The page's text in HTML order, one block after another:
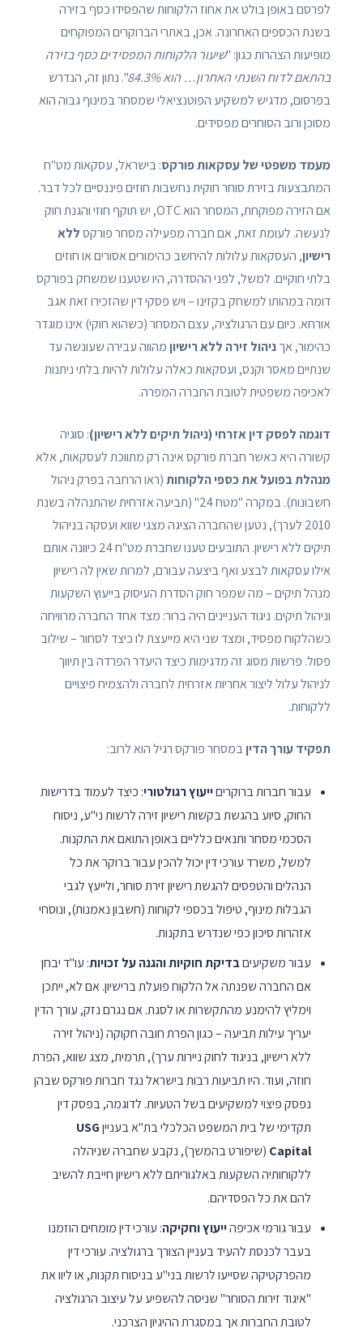
לפרסם באופן בולט את אחוז הלקוחות שהפסידו כסף בזירה
בשנת הכספים האחרונה. אכן, באתרי הברוקרים המפוקחים
מופיעות הצהרות כגון: "שיעור הלקוחות המפסידים כסף בזירה
בהתאם לדוח השנתי האחרון… הוא 84.3%
". נתון זה, הנדרש
בפרסום, מדגיש למשקיע הפוטנציאלי שמסחר במינוף גבוה הוא
מסוכן ורוב הסוחרים מפסידים.
מעמד משפטי של עסקאות פורקס: בישראל, עסקאות מט"ח
המתבצעות בזירת סוחר חוקית נחשבות חוזים פיננסיים לכל דבר.
אם הזירה מפוקחת, המסחר הוא OTC, יש תוקף חוזי והגנת חוק
לנעשה. לעומת זאת, אם חברה מפעילה מסחר פורקסללא
רישיון, העסקאות עלולות להיחשב כהימורים אסורים או חוזים
בלתי חוקיים. למשל, לפני ההסדרה, היו שטענו שמשחק בפורקס
דומה במהותו למשחק בקזינו – ויש פסקי דין שהזכירו זאת אגב
אורחא. כיום עם הרגולציה, עצם המסחר (כשהוא חוקי) אינו מוגדר
כהימור, אךניהול זירה ללא רישיון מהווה עבירה שעונשה עד
שנתיים מאסר וקנס, ועסקאות כאלה עלולות להיות בלתי ניתנות
לאכיפה משפטית לטובת החברה המפרה.
דוגמה לפסק דין אזרחי (ניהול תיקים ללא רישיון): סוגיה
קשורה היא כאשר חברת פורקס אינה רק מתווכת לעסקאות, אלא
מנהלת בפועל את כספי הלקוחות(ראו הרחבה בפרק ניהול
חשבונות). במקרה "מטח 24" (תביעה אזרחית שהתנהלה בשנת
2010 לערך), נטען שהחברה הציגה מצגי שווא ועסקה בניהול
תיקים ללא רישיון. התובעים טענו שחברת מט"ח 24 כיוונה אותם
אילו עסקאות לבצע ואף ביצעה עבורם, למרות שאין לה רישיון
מנהל תיקים – מה שמפר חוק הסדרת העיסוק בייעוץ השקעות
וניהול תיקים. ניגוד העניינים היה ברור: מצד אחד החברה מרוויחה
כשהלקוח מפסיד, ומצד שני היא מייעצת לו כיצד לסחור – שילוב
פסול. פרשות מסוג זה מדגימות כיצד היעדר הפרדה בין תיווך
לניהול עלול ליצור אחריות אזרחית לחברה ולהצמיח פיצויים
ללקוחות.
תפקיד עורך הדיןבמסחר פורקס רגיל הוא לרוב:
עבור חברות ברוקריםייעוץ רגולטורי: כיצד לעמוד בדרישות
החוק, סיוע בהגשת בקשות רישיון זירה לרשות ני"ע, ניסוח
הסכמי מסחר ותנאים כלליים באופן התואם את התקנות.
למשל, משרד עורכי דין יכול להכין עבור ברוקר את כל
הנהלים והטפסים להגשת רישיון זירת סוחר, ולייעץ לגבי
הגבלות מינוף, טיפול בכספי לקוחות (חשבון נאמנות), ונוסחי
אזהרות סיכון כפי שנדרש בתקנות.
עבור משקיעיםבדיקת חוקיות והגנה על זכויות: עו"ד יבחן
אם החברה שפנתה אל הלקוח פועלת ברישיון. אם לא, ייתכן
וימליץ להימנע מהתקשרות או לסגת. אם נגרם נזק, עורך הדין
יעריך עילות תביעה – כגון הפרת חובה חקוקה (ניהול זירה
ללא רישיון, בניגוד לחוק ניירות ערך), תרמית, מצג שווא, הפרת
חוזה, ועוד. היו תביעות רבות בישראל נגד חברות פורקס שבהן
נפסק פיצוי למשקיעים בשל הטעיות. לדוגמה, בפסק דין
תקדימי של בית המשפט הכלכלי בת"א בענייןUSG
Capital (שיפורט בהמשך), נקבע שחברה שניהלה
ללקוחותיה השקעות באלגוריתם ללא רישיון חייבת להשיב
להם את כל הפסדיהם.
עבור גורמי אכיפהייעוץ וחקיקה: עורכי דין מומחים הוזמנו
בעבר לכנסת להעיד בעניין הצורך ברגולציה. עורכי דין
מהפרקטיקה שסייעו לרשות בני"ע בניסוח תקנות, או ליוו את
"איגוד זירות הסוחר" שניסה להשפיע על עיצוב הרגולציה
לטובת החברות אך במסגרת ההיגיון הצרכני.